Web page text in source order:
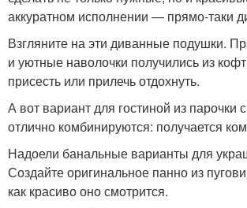
аккуратном исполнении — прямо-таки
Взгляните на эти диванные подушки.
и уютные наволочки получились из
присесть или прилечь отдохнуть.
А вот вариант для гостиной из парочки
отлично комбинируются: получается
Надоели банальные варианты для
Создайте оригинальное панно из
как красиво оно смотрится.